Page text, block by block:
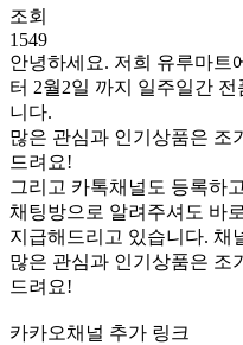
조회
1549
안녕하세요. 저희 유루마트
터 2월2일 까지 일주일간
니다.
많은 관심과 인기상품은 조
드려요!
그리고 카톡채널도 등록하
채팅방으로 알려주셔도 바
지급해드리고 있습니다. 채
많은 관심과 인기상품은 조
드려요!
카카오채널 추가 링크